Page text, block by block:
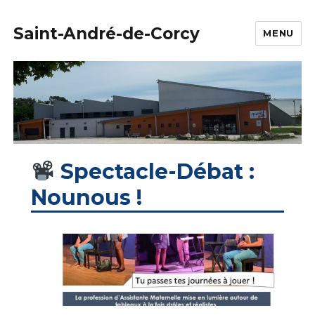
Saint-André-de-Corcy MENU
Spectacle-Débat :
Nounous !